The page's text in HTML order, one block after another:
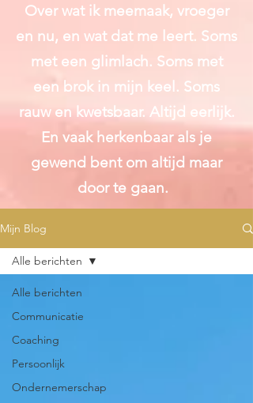
Over wat ik meemaak, vroeger
en nu, en wat dat me leert. Soms
met een glimlach. Soms met
een brok in mijn keel. Soms
rauw en kwetsbaar. Altijd eerlijk.
En vaak herkenbaar als je
gewend bent om altijd maar
door te gaan.
Mijn Blog
Alle berichten
Communicatie
Coaching
Persoonlijk
Ondernemerschap
Alle berichten